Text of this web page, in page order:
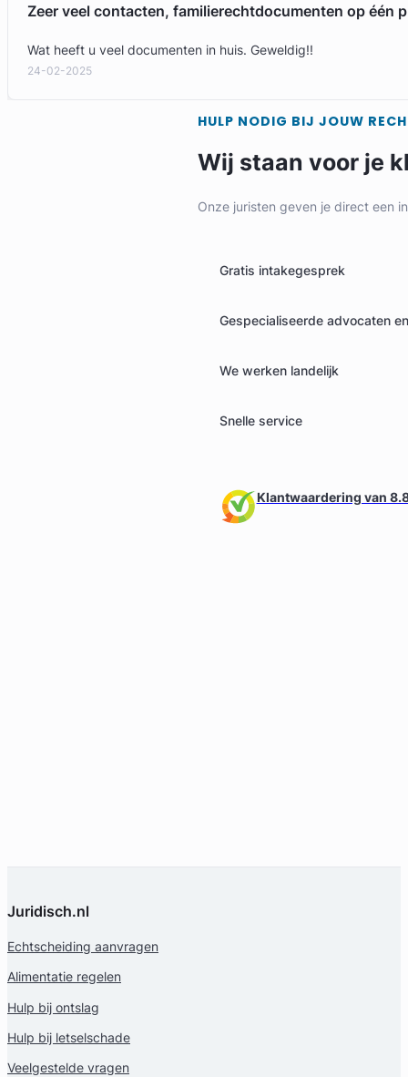
Zeer veel contacten, familierechtdocumenten op één
Wat heeft u veel documenten in huis. Geweldig!!
24-02-2025
HULP NODIG BIJ JOUW
Wij staan voor je
Onze juristen geven je direct een
Gratis intakegesprek
Gespecialiseerde advocaten
We werken landelijk
Snelle service
Klantwaardering van
Juridisch.nl
Echtscheiding aanvragen
Alimentatie regelen
Hulp bij ontslag
Hulp bij letselschade
Veelgestelde vragen